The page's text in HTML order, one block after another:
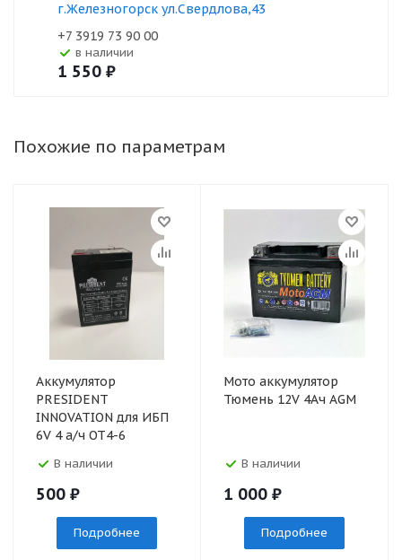
г.Железногорск ул.Свердлова,43
+7 3919 73 90 00
В наличии
1 550 ₽
Похожие по параметрам
Аккумулятор
PRESIDENT
INNOVATION для ИБП
6V 4 а/ч ОТ4-6
В наличии
500 ₽
Подробнее
Мото аккумулятор
Тюмень 12V 4Ач AGM
В наличии
1 000 ₽
Подробнее